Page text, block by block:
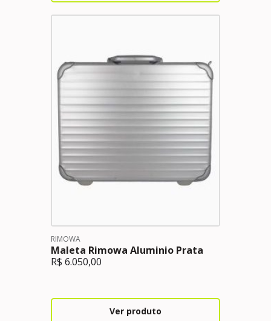
RIMOWA
Maleta Rimowa Aluminio Prata
R$ 6.050,00
Ver produto